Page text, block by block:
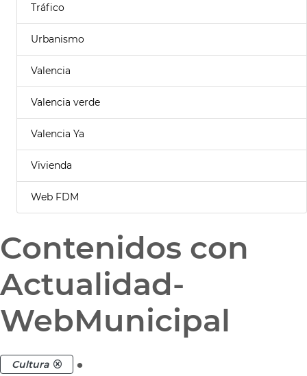
Tráfico
Urbanismo
Valencia
Valencia verde
Valencia Ya
Vivienda
Web FDM
Contenidos con
Actualidad-
WebMunicipal
Cultura .